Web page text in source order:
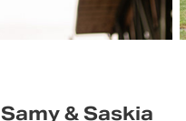
Samy & Saskia